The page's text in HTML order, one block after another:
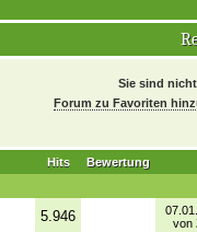
Sie sind
Forum zu Favoriten
Hits Bewertung
5.946
von